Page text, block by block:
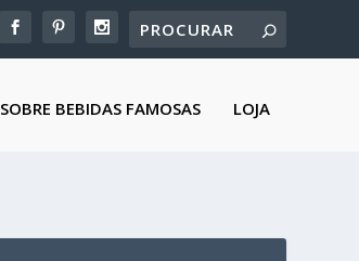
SOBRE BEBIDAS FAMOSAS LOJA